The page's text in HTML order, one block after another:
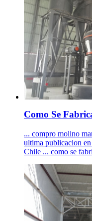
Como Se
... compro molino
ultima publicacion
Chile ... como se